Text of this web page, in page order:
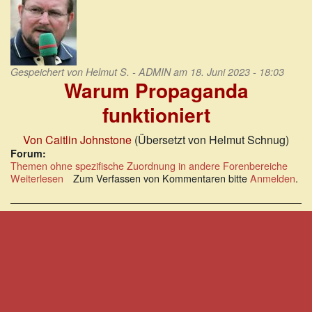
Gespeichert von Helmut S. - ADMINam 18. Juni 2023 - 18:03
Warum Propaganda
funktioniert
Von Caitlin Johnstone (Übersetzt von Helmut Schnug)
Forum:
Themen ohne spezifische Zuordnung in andere Forenbereiche
Weiterlesen über
Propaganda
funktioniert
Zum Verfassen von Kommentaren bitteAnmelden.